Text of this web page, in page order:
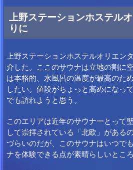
上野ステーションホステル
りに
上野ステーションホステルオリエン
介した。ここのサウナは立地の割に
は本格的、水風呂の温度が最高のた
したい。値段がちょっと高めになっ
でも訪れようと思う。
このエリアは近年のサウナーとって
して崇拝されている「北欧」がある
づらいのだが、このサウナはいつで
ナを体験できる点が素晴らしいところ